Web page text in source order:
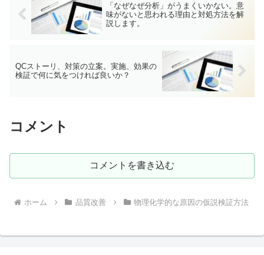
「なぜなぜ分析」がうまくいかない。意
味がないと思われる理由と対処方法を解
説します。
QCストーリ、対策の立案。実施、効果の
検証で何に気をつければ良いか？
コメント
コメントを書き込む
ホーム 品質改善 物理化学的な原因の仮説検証方法